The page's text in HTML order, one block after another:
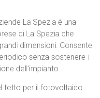
La Spezia è una
di La Spezia che
dimensioni. Consente
senza sostenere i
dell’impianto.
tetto per il fotovoltaico